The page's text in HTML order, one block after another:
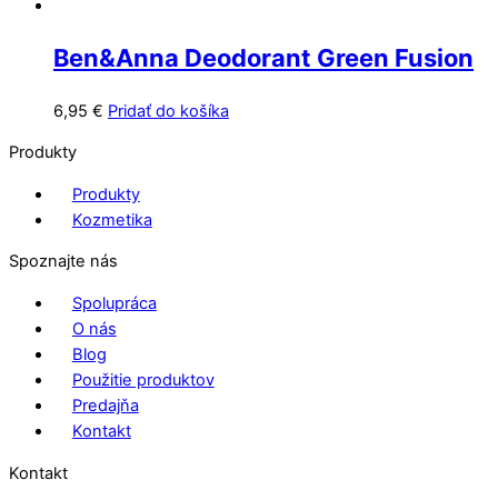
Ben&Anna Deodorant Green Fusion
6,95 € Pridať do košíka
Produkty
Produkty
Kozmetika
Spoznajte nás
Spolupráca
O nás
Blog
Použitie produktov
Predajňa
Kontakt
Kontakt